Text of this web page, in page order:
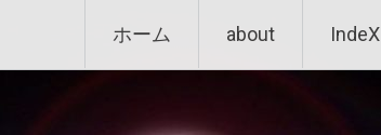
to
ホーム about IndeX